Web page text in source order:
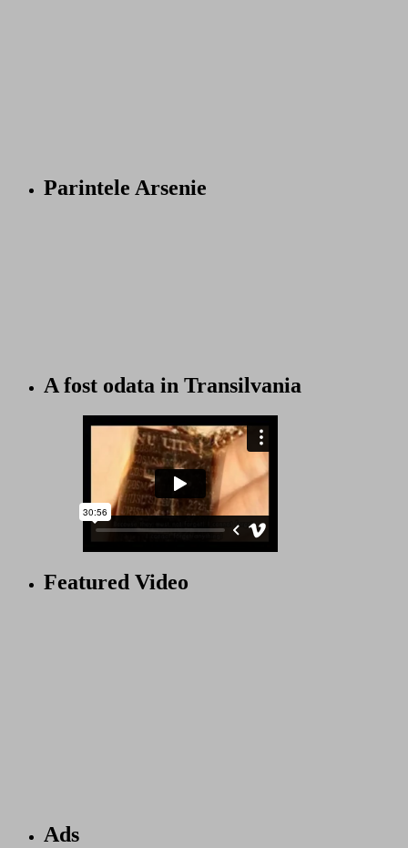
Parintele Arsenie
A fost odata in Transilvania
Featured Video
Ads